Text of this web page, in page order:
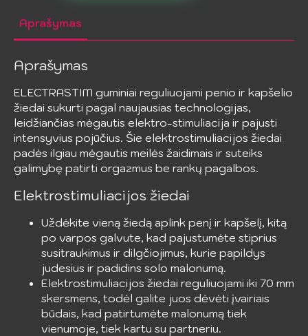
penio
ir
žiedai
Aprašymas
Aprašymas
ELECTRASTIM guminiai reguliuojami penio ir kapšelio
žiedai sukurti pagal naujausias technologijas,
leidžiančias mėgautis elektro-stimuliacija ir pajusti
intensyvius pojūčius. Šie elektrostimuliacijos žiedai
padės ilgiau mėgautis meilės žaidimais ir suteiks
galimybę patirti orgazmus be rankų pagalbos.
Elektrostimuliacijos žiedai
Uždėkite vieną žiedą aplink penį ir kapšelį, kitą
po varpos galvute, kad pajustumėte stiprius
susitraukimus ir dilgčiojimus, kurie papildys
judesius ir padidins solo malonumą.
Elektrostimuliacijos žiedai reguliuojami iki 70 mm
skersmens, todėl galite juos dėvėti įvairiais
būdais, kad patirtumėte malonumą tiek
vienumoje, tiek kartu su partneriu.